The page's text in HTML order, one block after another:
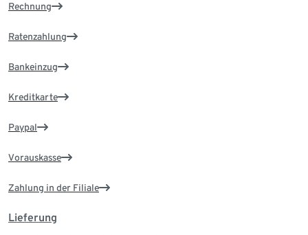
Rechnung
Ratenzahlung
Bankeinzug
Kreditkarte
Paypal
Vorauskasse
Zahlung in der Filiale
Lieferung